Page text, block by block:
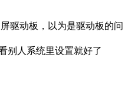
驱动板，以为是驱动板的问
别人系统里设置就好了